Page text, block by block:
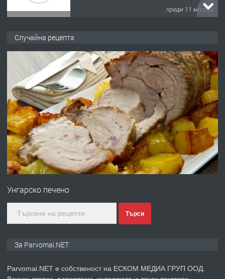
преди 11 месеца
преди 1 година
ПРЕДЛАГА Работа за общи работници
преди 1 година
ПРЕДЛАГА
Първи поход "По стъпките на Ангел
Случайна рецепта
Унгарско печено
Търси
За Parvomai.NET
Parvomai.NET е собственост на ЕСКОМ МЕДИА ГРУП ООД.